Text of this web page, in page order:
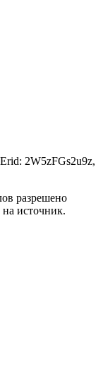
2W5zFGs2u9z,
разрешено
источник.